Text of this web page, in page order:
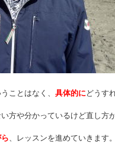
ことはなく、 具体的にどうす
方や分かっているけど直し方
、レッスンを進めていきます。